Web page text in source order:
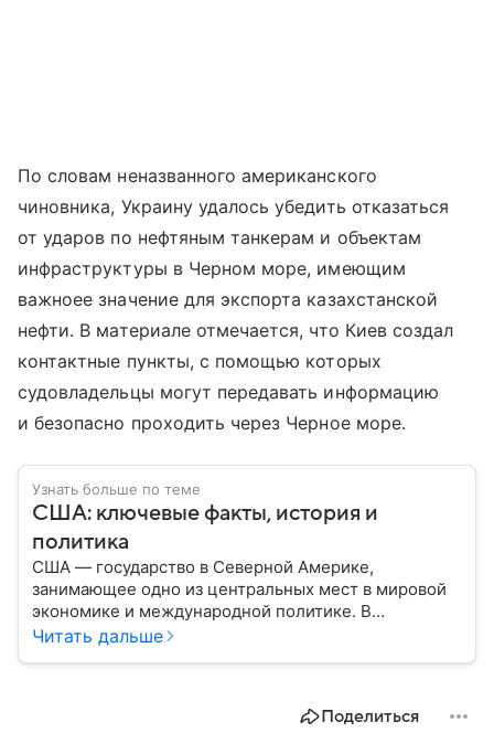
По словам неназванного американского
чиновника, Украину удалось убедить отказаться
от ударов по нефтяным танкерам и объектам
инфраструктуры в Черном море, имеющим
важноее значение для экспорта казахстанской
нефти. В материале отмечается, что Киев создал
контактные пункты, с помощью которых
судовладельцы могут передавать информацию
и безопасно проходить через Черное море.
Узнать больше по теме
США: ключевые факты, история и
политика
США — государство в Северной Америке,
занимающее одно из центральных мест в мировой
экономике и международной политике. В
материале — основные сведения об этой стране.
Читать дальше
Поделиться